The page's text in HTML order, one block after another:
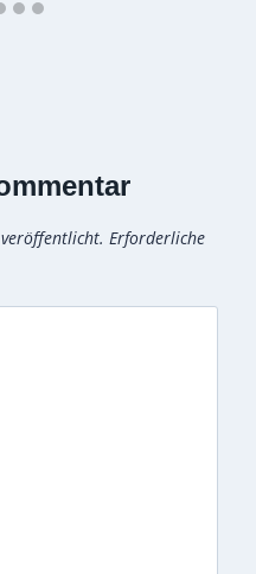
Erforderliche